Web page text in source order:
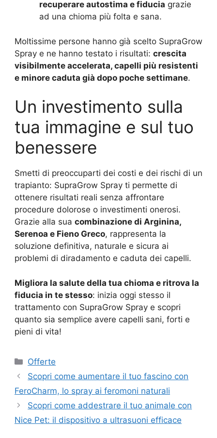
recuperare autostima e fiducia grazie
ad una chioma più folta e sana.
Moltissime persone hanno già scelto SupraGrow
Spray e ne hanno testato i risultati: crescita
visibilmente accelerata, capelli più resistenti
e minore caduta già dopo poche settimane.
Un investimento sulla
tua immagine e sul tuo
benessere
Smetti di preoccuparti dei costi e dei rischi di un
trapianto: SupraGrow Spray ti permette di
ottenere risultati reali senza affrontare
procedure dolorose o investimenti onerosi.
Grazie alla sua combinazione di Arginina,
Serenoa e Fieno Greco, rappresenta la
soluzione definitiva, naturale e sicura ai
problemi di diradamento e caduta dei capelli.
Migliora la salute della tua chioma e ritrova la
fiducia in te stesso: inizia oggi stesso il
trattamento con SupraGrow Spray e scopri
quanto sia semplice avere capelli sani, forti e
pieni di vita!
Categorie
Offerte
Scopri come aumentare il tuo fascino con
FeroCharm, lo spray ai feromoni naturali
Scopri come addestrare il tuo animale con
Nice Pet: il dispositivo a ultrasuoni efficace